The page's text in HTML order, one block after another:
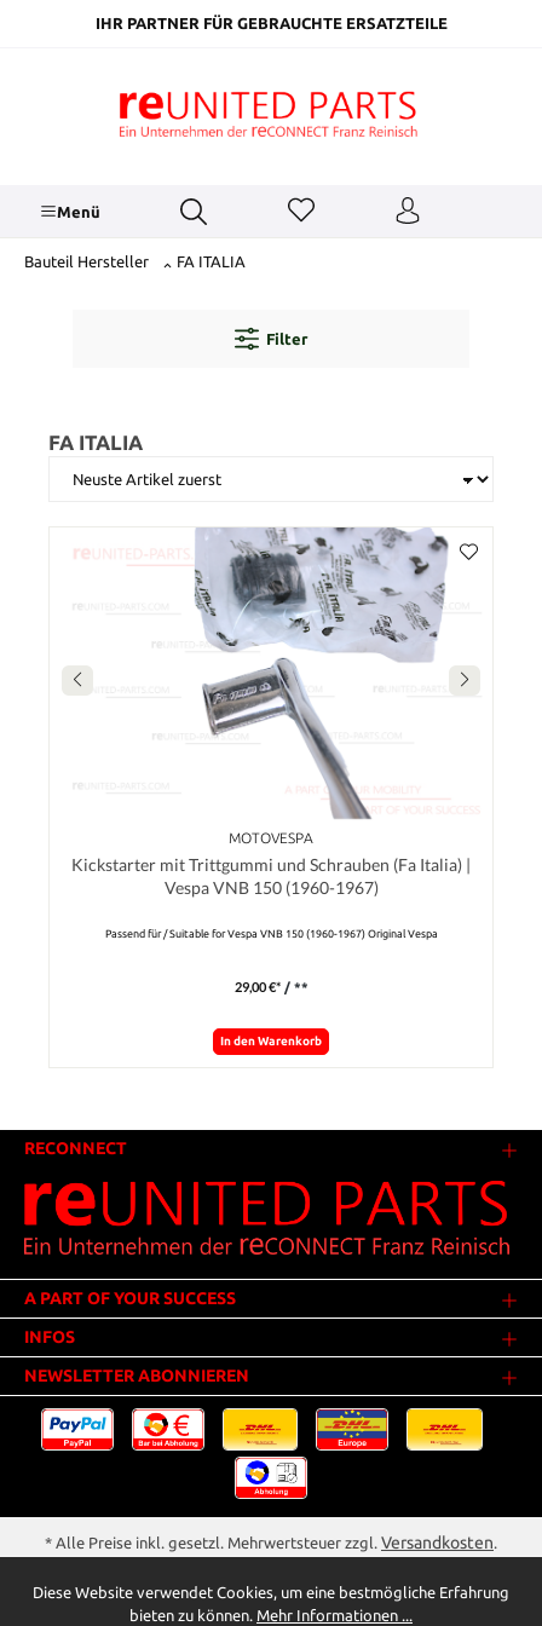
springenIHR PARTNER FÜR GEBRAUCHTE ERSATZTEILE
Menü
Bauteil Hersteller FA ITALIA
Filter
FA ITALIA
MOTOVESPA
Kickstarter mit Trittgummi und Schrauben (Fa Italia) |
Vespa VNB 150 (1960-1967)
Passend für / Suitable for Vespa VNB 150 (1960-1967) Original Vespa
29,00 €* / **
In den Warenkorb
RECONNECT
A PART OF YOUR SUCCESS
INFOS
NEWSLETTER ABONNIEREN
* Alle Preise inkl. gesetzl. Mehrwertsteuer zzgl. Versandkosten.
** Der Verkauf unterliegt der Differenzbesteuerung gem. § 25a UStG
Diese Website verwendet Cookies, um eine bestmögliche Erfahrung
bieten zu können. Mehr Informationen ...